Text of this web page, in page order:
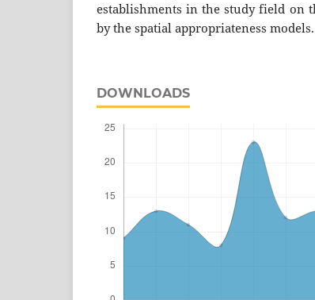
establishments in the study field on
by the spatial appropriateness models.
DOWNLOADS